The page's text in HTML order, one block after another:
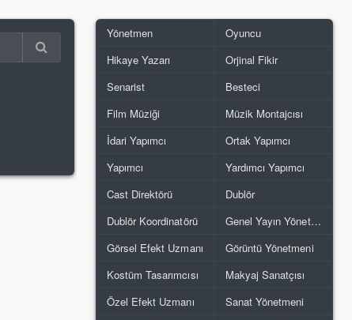
Yönetmen
Oyuncu
Hikaye Yazarı
Orjinal Fikir
Senarist
Besteci
Film Müziği
Müzik Montajcısı
İdari Yapımcı
Ortak Yapımcı
Yapımcı
Yardımcı Yapımcı
Cast Direktörü
Dublör
Dublör Koordinatörü
Genel Yayın Yönetmeni
Görsel Efekt Uzmanı
Görüntü Yönetmeni
Kostüm Tasarımcısı
Makyaj Sanatçısı
Özel Efekt Uzmanı
Sanat Yönetmeni